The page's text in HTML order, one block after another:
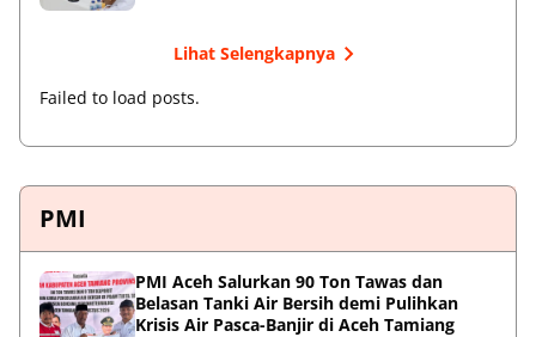
Lihat Selengkapnya
Failed to load posts.
PMI
PMI Aceh Salurkan 90 Ton Tawas dan
Belasan Tanki Air Bersih demi Pulihkan
Krisis Air Pasca-Banjir di Aceh Tamiang